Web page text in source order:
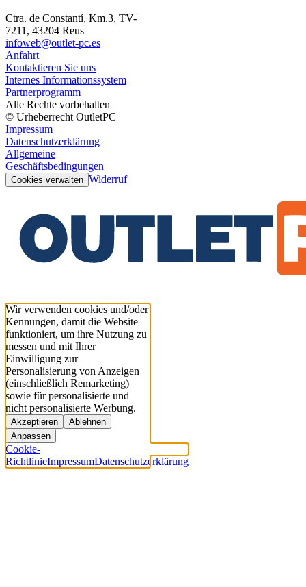
Ctra. de Constantí, Km.3, TV-
7211, 43204 Reus
infoweb@outlet-pc.es
Anfahrt
Kontaktieren Sie uns
Internes Informationssystem
Partnerprogramm
Alle Rechte vorbehalten
© Urheberrecht OutletPC
Impressum
Datenschutzerklärung
Allgemeine
Geschäftsbedingungen
Cookies verwalten Widerruf
Wir verwenden cookies und/oder
Kennungen, damit die Website
funktioniert, um ihre Nutzung zu
messen und mit Ihrer
Einwilligung zur
Personalisierung von Anzeigen
(einschließlich Remarketing)
sowie für personalisierte und
nicht personalisierte Werbung.
Akzeptieren
Ablehnen
Anpassen
Cookie-
RichtlinieImpressumDatenschutzerklärung